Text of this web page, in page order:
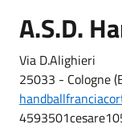
A.S.D.
Via D.Alighieri
25033 - Cologne
4593501